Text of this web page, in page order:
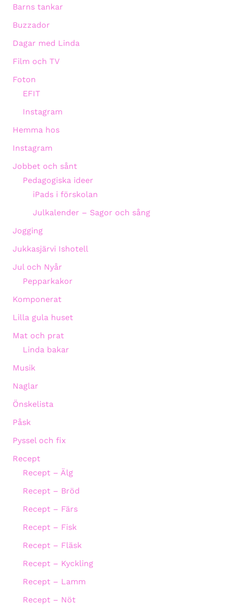
Barns tankar
Buzzador
Dagar med Linda
Film och TV
Foton
EFIT
Instagram
Hemma hos
Instagram
Jobbet och sånt
Pedagogiska ideer
iPads i förskolan
Julkalender – Sagor och sång
Jogging
Jukkasjärvi Ishotell
Jul och Nyår
Pepparkakor
Komponerat
Lilla gula huset
Mat och prat
Linda bakar
Musik
Naglar
Önskelista
Påsk
Pyssel och fix
Recept
Recept – Älg
Recept – Bröd
Recept – Färs
Recept – Fisk
Recept – Fläsk
Recept – Kyckling
Recept – Lamm
Recept – Nöt